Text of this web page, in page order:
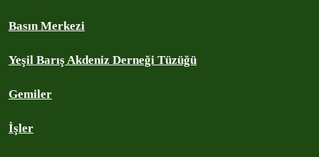
Basın Merkezi
Yeşil Barış Akdeniz Derneği Tüzüğü
Gemiler
İşler